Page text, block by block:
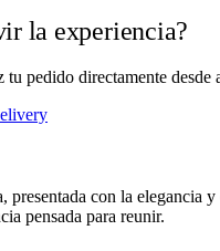
la experiencia?
tu pedido directamente desde
presentada con la elegancia
pensada para reunir.